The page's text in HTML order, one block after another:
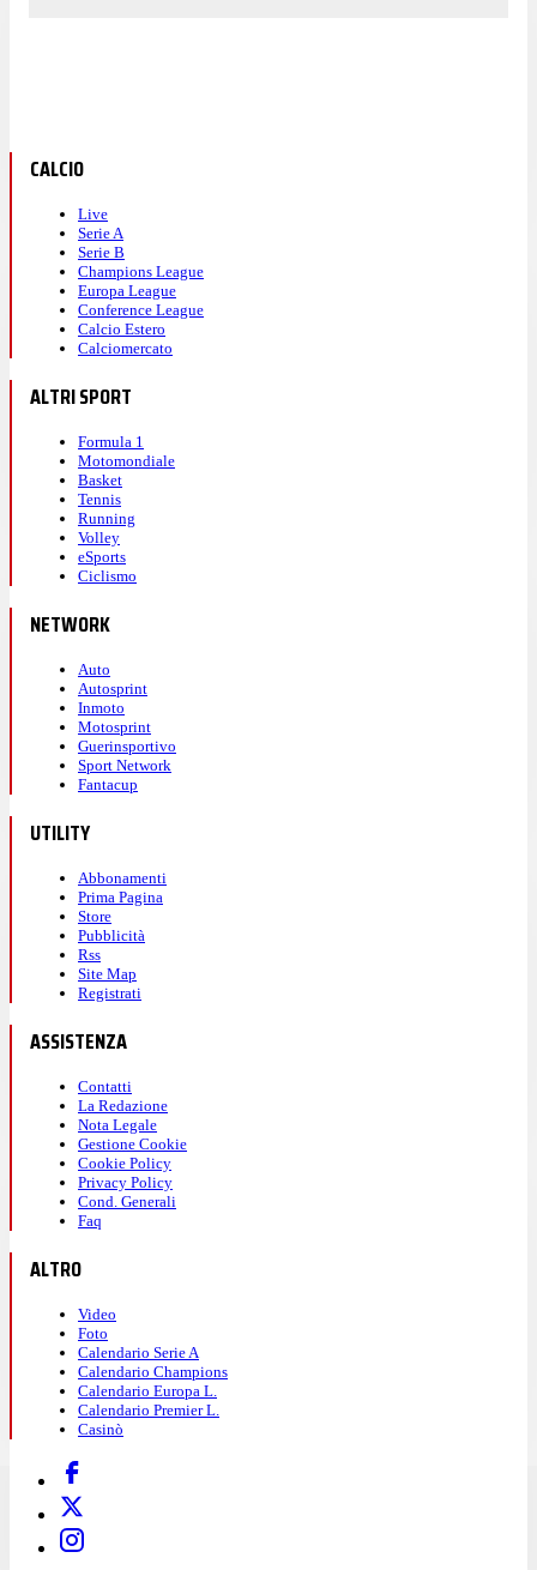
CALCIO
Live
Serie A
Serie B
Champions League
Europa League
Conference League
Calcio Estero
Calciomercato
ALTRI SPORT
Formula 1
Motomondiale
Basket
Tennis
Running
Volley
eSports
Ciclismo
NETWORK
Auto
Autosprint
Inmoto
Motosprint
Guerinsportivo
Sport Network
Fantacup
UTILITY
Abbonamenti
Prima Pagina
Store
Pubblicità
Rss
Site Map
Registrati
ASSISTENZA
Contatti
La Redazione
Nota Legale
Gestione Cookie
Cookie Policy
Privacy Policy
Cond. Generali
Faq
ALTRO
Video
Foto
Calendario Serie A
Calendario Champions
Calendario Europa L.
Calendario Premier L.
Casinò